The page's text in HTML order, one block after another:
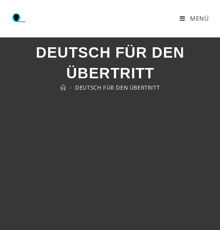
MENÜ
DEUTSCH FÜR DEN
ÜBERTRITT
> DEUTSCH FÜR DEN ÜBERTRITT